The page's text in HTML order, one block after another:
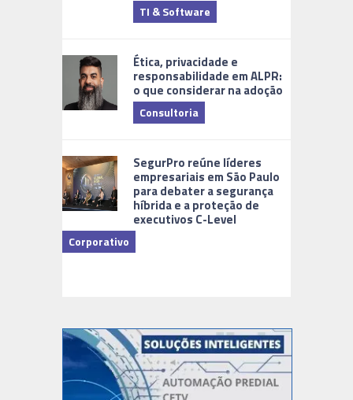
TI & Software
Ética, privacidade e
responsabilidade em ALPR:
o que considerar na adoção
Consultoria
SegurPro reúne líderes
empresariais em São Paulo
para debater a segurança
híbrida e a proteção de
executivos C-Level
Corporativo